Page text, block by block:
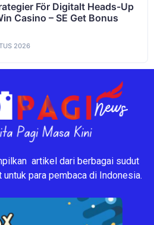
För Digitalt Heads-Up
Casino – SE Get Bonus
2026
artikel dari berbagai sudut
untuk para pembaca di Indonesia.